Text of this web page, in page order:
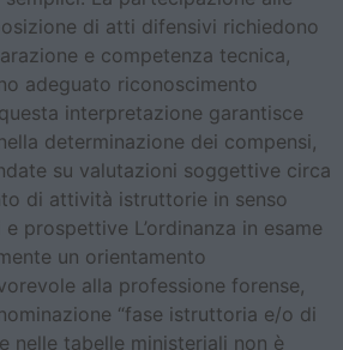
di atti difensivi richiedono
e competenza tecnica,
adeguato riconoscimento
interpretazione garantisce
determinazione dei compensi,
su valutazioni soggettive circa
di attività istruttorie in senso
prospettive L’ordinanza in esame
un orientamento
alla professione forense,
“fase istruttoria e/o di
nelle tabelle ministeriali non è